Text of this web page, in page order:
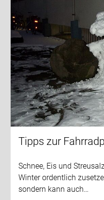
Tipps zur
Schnee, Eis und
Winter ordentlich
sondern kann auch…